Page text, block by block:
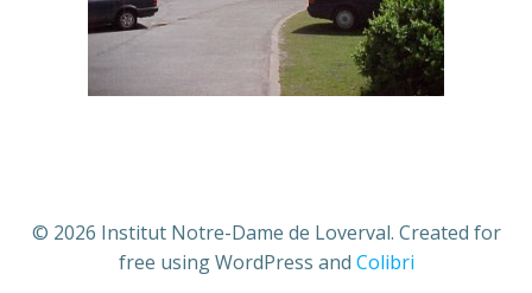
© 2026 Institut Notre-Dame de Loverval. Created for
free using WordPress and Colibri